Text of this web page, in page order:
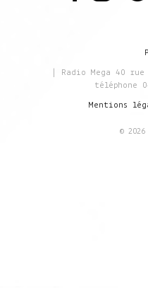
| Radio Mega 40 rue
téléphone
Mentions
© 2026